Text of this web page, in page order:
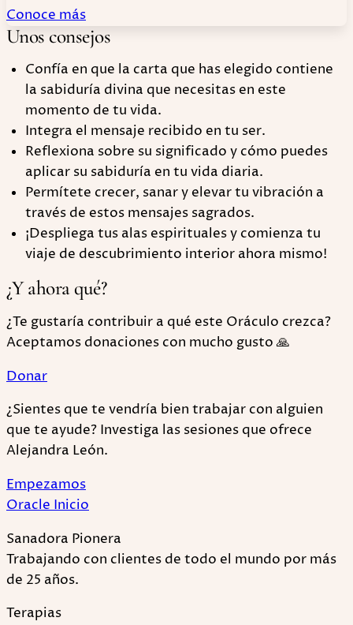
Conoce más
Unos consejos
Confía en que la carta que has elegido contiene
la sabiduría divina que necesitas en este
momento de tu vida.
Integra el mensaje recibido en tu ser.
Reflexiona sobre su significado y cómo puedes
aplicar su sabiduría en tu vida diaria.
Permítete crecer, sanar y elevar tu vibración a
través de estos mensajes sagrados.
¡Despliega tus alas espirituales y comienza tu
viaje de descubrimiento interior ahora mismo!
¿Y ahora qué?
¿Te gustaría contribuir a qué este Oráculo crezca?
Aceptamos donaciones con mucho gusto 🙏
Donar
¿Sientes que te vendría bien trabajar con alguien
que te ayude? Investiga las sesiones que ofrece
Alejandra León.
Empezamos
Oracle Inicio
Sanadora Pionera
Trabajando con clientes de todo el mundo por más
de 25 años.
Terapias